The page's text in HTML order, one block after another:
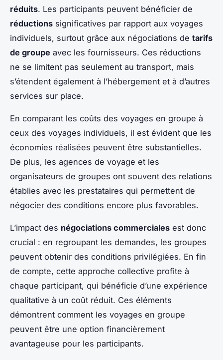
réduits. Les participants peuvent bénéficier de
réductions significatives par rapport aux voyages
individuels, surtout grâce aux négociations de tarifs
de groupe avec les fournisseurs. Ces réductions
ne se limitent pas seulement au transport, mais
s’étendent également à l’hébergement et à d’autres
services sur place.
En comparant les coûts des voyages en groupe à
ceux des voyages individuels, il est évident que les
économies réalisées peuvent être substantielles.
De plus, les agences de voyage et les
organisateurs de groupes ont souvent des relations
établies avec les prestataires qui permettent de
négocier des conditions encore plus favorables.
L’impact des négociations commerciales est donc
crucial : en regroupant les demandes, les groupes
peuvent obtenir des conditions privilégiées. En fin
de compte, cette approche collective profite à
chaque participant, qui bénéficie d’une expérience
qualitative à un coût réduit. Ces éléments
démontrent comment les voyages en groupe
peuvent être une option financièrement
avantageuse pour les participants.